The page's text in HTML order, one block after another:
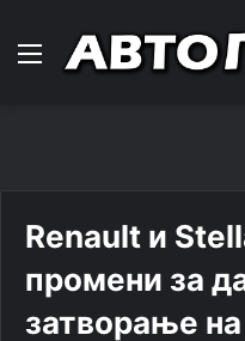
Навигација
Renault и
промени за
затворање